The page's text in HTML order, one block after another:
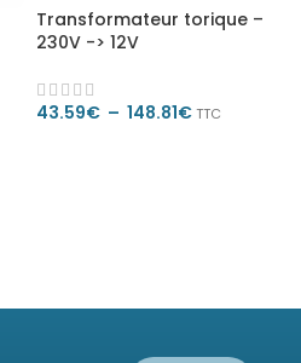
Transformateur torique –
230V -> 12V
43.59€ – 148.81€TTC